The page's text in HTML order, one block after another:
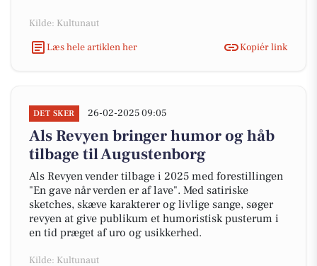
Kilde: Kultunaut
Læs hele artiklen her
Kopiér link
DET SKER 26-02-2025 09:05
Als Revyen bringer humor og håb
tilbage til Augustenborg
Als Revyen vender tilbage i 2025 med forestillingen
"En gave når verden er af lave". Med satiriske
sketches, skæve karakterer og livlige sange, søger
revyen at give publikum et humoristisk pusterum i
en tid præget af uro og usikkerhed.
Kilde: Kultunaut